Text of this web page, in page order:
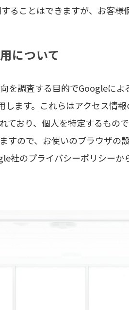
ることはできますが、お客様
について
を調査する目的でGoogleによ
します。これらはアクセス情
ており、個人を特定するもの
すので、お使いのブラウザの
社のプライバシーポリシーか